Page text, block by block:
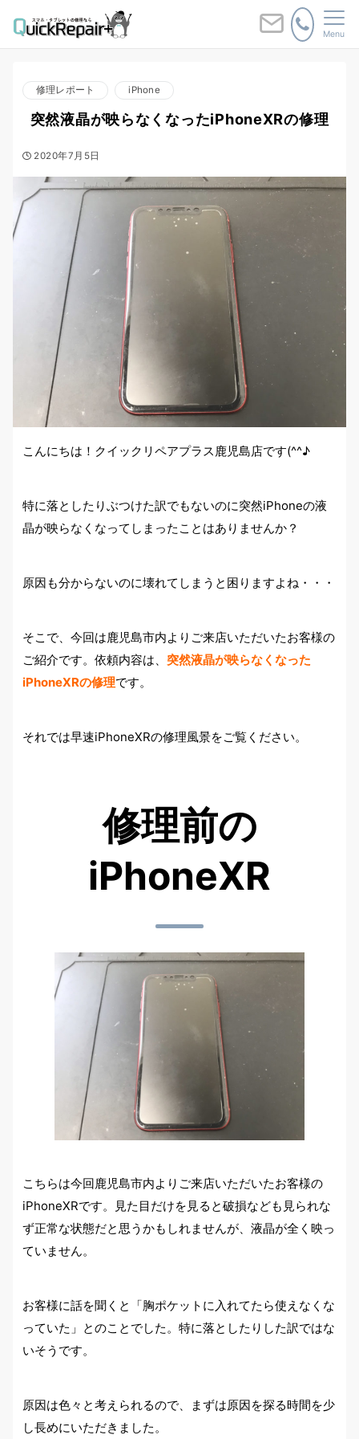
Menu
修理レポート iPhone
突然液晶が映らなくなったiPhoneXRの修理
2020年7月5日
こんにちは！クイックリペアプラス鹿児島店です(^^♪
特に落としたりぶつけた訳でもないのに突然iPhoneの液
晶が映らなくなってしまったことはありませんか？
原因も分からないのに壊れてしまうと困りますよね・・・
そこで、今回は鹿児島市内よりご来店いただいたお客様の
ご紹介です。依頼内容は、 突然液晶が映らなくなった
iPhoneXRの修理です。
それでは早速iPhoneXRの修理風景をご覧ください。
修理前の
iPhoneXR
こちらは今回鹿児島市内よりご来店いただいたお客様の
iPhoneXRです。見た目だけを見ると破損なども見られな
ず正常な状態だと思うかもしれませんが、液晶が全く映っ
ていません。
お客様に話を聞くと「胸ポケットに入れてたら使えなくな
っていた」とのことでした。特に落としたりした訳ではな
いそうです。
原因は色々と考えられるので、まずは原因を探る時間を少
し長めにいただきました。